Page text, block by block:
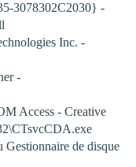
3078302C2030} -
Inc. -
-
Access - Creative
Gestionnaire de disque